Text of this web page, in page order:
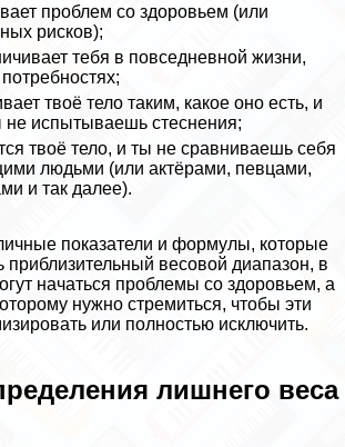
проблем со здоровьем (или
рисков);
тебя в повседневной жизни,
твоё тело таким, какое оно есть, и
не испытываешь стеснения;
твоё тело, и ты не сравниваешь себя
людьми (или актёрами, певцами,
и так далее).
показатели и формулы, которые
приблизительный весовой диапазон, в
начаться проблемы со здоровьем, а
нужно стремиться, чтобы эти
или полностью исключить.
лишнего веса